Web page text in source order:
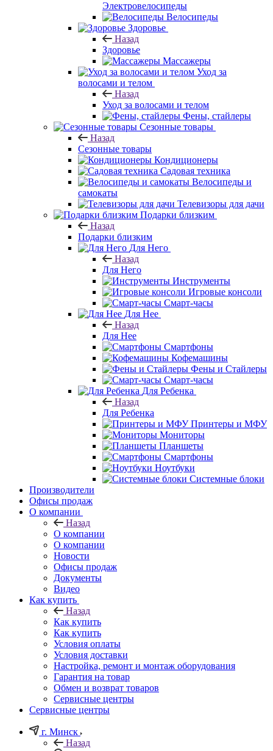
Электровелосипеды
Велосипеды
Здоровье
Назад
Здоровье
Массажеры
Уход за
волосами и телом
Назад
Уход за волосами и телом
Фены, стайлеры
Сезонные товары
Назад
Сезонные товары
Кондиционеры
Садовая техника
Велосипеды и
самокаты
Телевизоры для дачи
Подарки близким
Назад
Подарки близким
Для Него
Назад
Для Него
Инструменты
Игровые консоли
Смарт-часы
Для Нее
Назад
Для Нее
Смартфоны
Кофемашины
Фены и Стайлеры
Смарт-часы
Для Ребенка
Назад
Для Ребенка
Принтеры и МФУ
Мониторы
Планшеты
Смартфоны
Ноутбуки
Системные блоки
Производители
Офисы продаж
О компании
Назад
О компании
О компании
Новости
Офисы продаж
Документы
Видео
Как купить
Назад
Как купить
Как купить
Условия оплаты
Условия доставки
Настройка, ремонт и монтаж оборудования
Гарантия на товар
Обмен и возврат товаров
Сервисные центры
Сервисные центры
г. Минск
Назад